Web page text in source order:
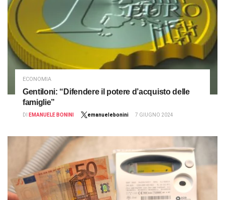
ECONOMIA
Gentiloni: “Difendere il potere d’acquisto delle
famiglie”
DI EMANUELE BONINI emanuelebonini 7 GIUGNO 2024